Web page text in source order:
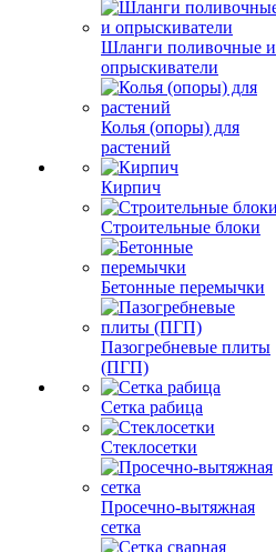
Шланги поливочные и
опрыскиватели
Колья (опоры) для
растений
Кирпич
Строительные блоки
Бетонные перемычки
Пазогребневые плиты
(ПГП)
Сетка рабица
Стеклосетки
Просечно-вытяжная
сетка